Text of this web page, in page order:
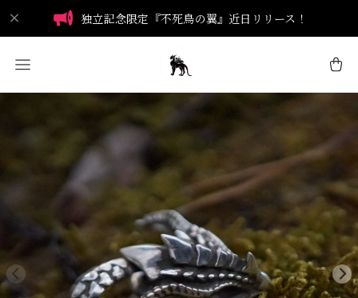
独立記念限定『不死鳥の翼』近日リリース！